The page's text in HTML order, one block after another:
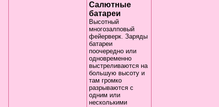
Салютные
батареи
Высотный
многозалповый
фейерверк. Заряды
батареи
поочередно или
одновременно
выстреливаются на
большую высоту и
там громко
разрываются с
одним или
несколькими